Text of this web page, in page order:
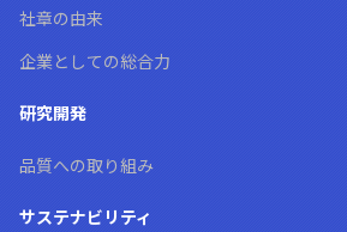
社章の由来
企業としての総合力
研究開発
品質への取り組み
サステナビリティ